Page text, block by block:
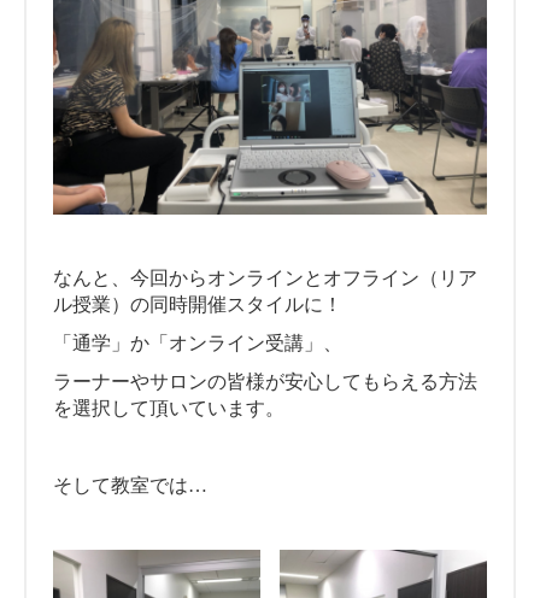
なんと、今回からオンラインとオフライン（リア
ル授業）の同時開催スタイルに！
「通学」か「オンライン受講」、
ラーナーやサロンの皆様が安心してもらえる方法
を選択して頂いています。
そして教室では…